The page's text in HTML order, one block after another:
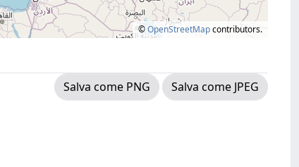
©OpenStreetMapcontributors.
Salva come PNG
Salva come JPEG